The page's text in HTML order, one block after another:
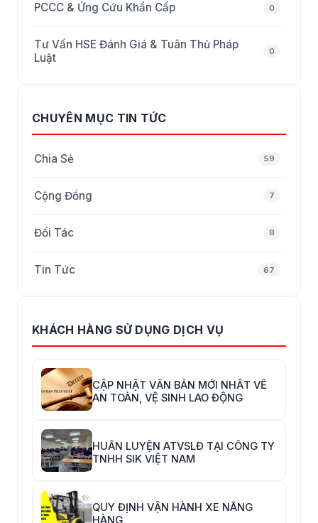
PCCC & Ứng Cứu Khẩn Cấp 0
Tư Vấn HSE Đánh Giá & Tuân Thủ Pháp
Luật
0
CHUYÊN MỤC TIN TỨC
Chia Sẻ 59
Cộng Đồng 7
Đối Tác 8
Tin Tức 67
KHÁCH HÀNG SỬ DỤNG DỊCH VỤ
CẬP NHẬT VĂN BẢN MỚI NHẤT VỀ
AN TOÀN, VỆ SINH LAO ĐỘNG
HUẤN LUYỆN ATVSLĐ TẠI CÔNG TY
TNHH SIK VIỆT NAM
QUY ĐỊNH VẬN HÀNH XE NÂNG
HÀNG